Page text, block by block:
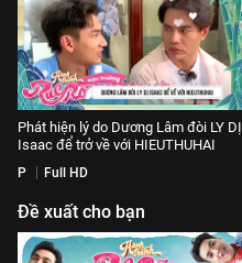
Phát hiện lý do Dương Lâm đòi LY DỊ
Isaac để trở về với HIEUTHUHAI
P Full HD
Đề xuất cho bạn